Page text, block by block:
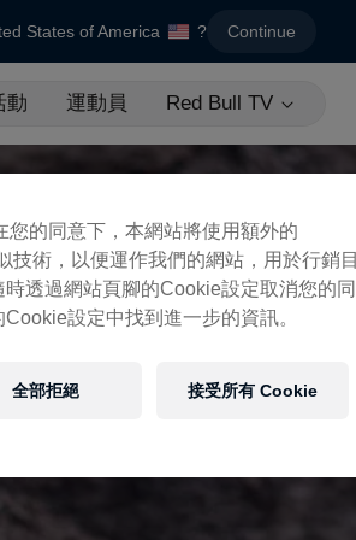
States of America ? Continue
動 運動員 Red Bull TV
的同意下，本網站將使用額外的
術，以便運作我們的網站，用於行銷目
透過網站頁腳的Cookie設定取消您的同
設定中找到進一步的資訊。
全部拒絕 接受所有 Cookie